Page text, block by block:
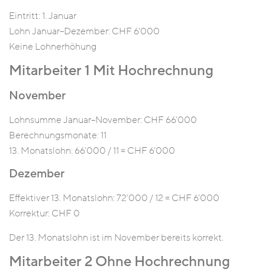
Eintritt: 1. Januar
Lohn Januar–Dezember: CHF 6’000
Keine Lohnerhöhung
Mitarbeiter 1 Mit Hochrechnung
November
Lohnsumme Januar–November: CHF 66’000
Berechnungsmonate: 11
13. Monatslohn: 66’000 / 11 = CHF 6’000
Dezember
Effektiver 13. Monatslohn: 72’000 / 12 = CHF 6’000
Korrektur: CHF 0
Der 13. Monatslohn ist im November bereits korrekt.
Mitarbeiter 2 Ohne Hochrechnung